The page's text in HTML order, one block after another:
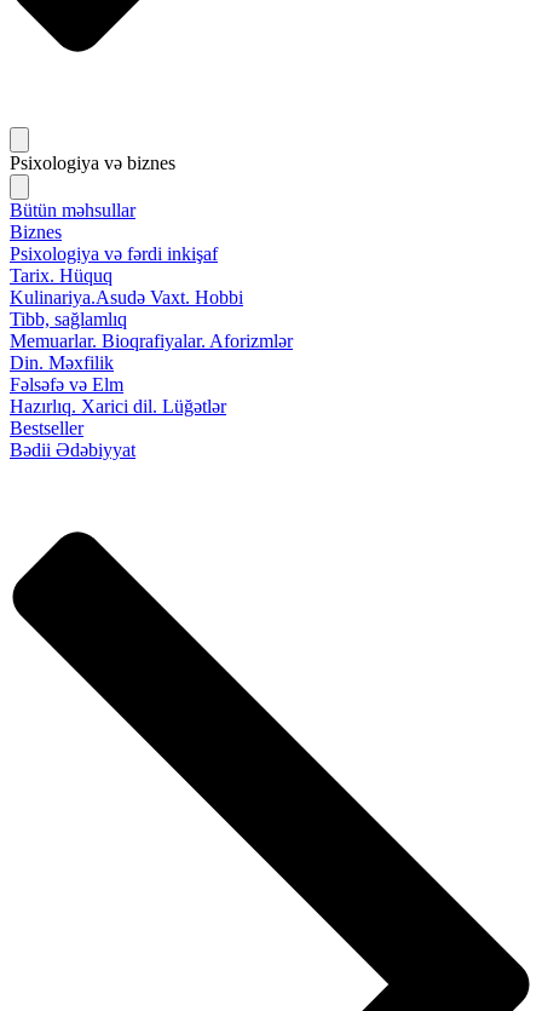
Psixologiya və biznes
Bütün məhsullar
Biznes
Psixologiya və fərdi inkişaf
Tarix. Hüquq
Kulinariya.Asudə Vaxt. Hobbi
Tibb, sağlamlıq
Memuarlar. Bioqrafiyalar. Aforizmlər
Din. Məxfilik
Fəlsəfə və Elm
Hazırlıq. Xarici dil. Lüğətlər
Bestseller
Bədii Ədəbiyyat